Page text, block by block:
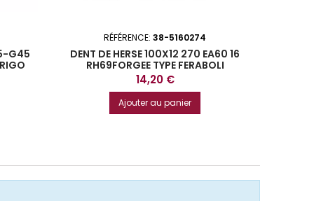
G45
RÉFÉRENCE: 38-5160274
DENT DE HERSE 100X12 270 EA60 16
RH69FORGEE TYPE FERABOLI
Prix
14,20 €
Ajouter au panier